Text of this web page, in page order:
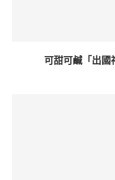
可甜可鹹「出